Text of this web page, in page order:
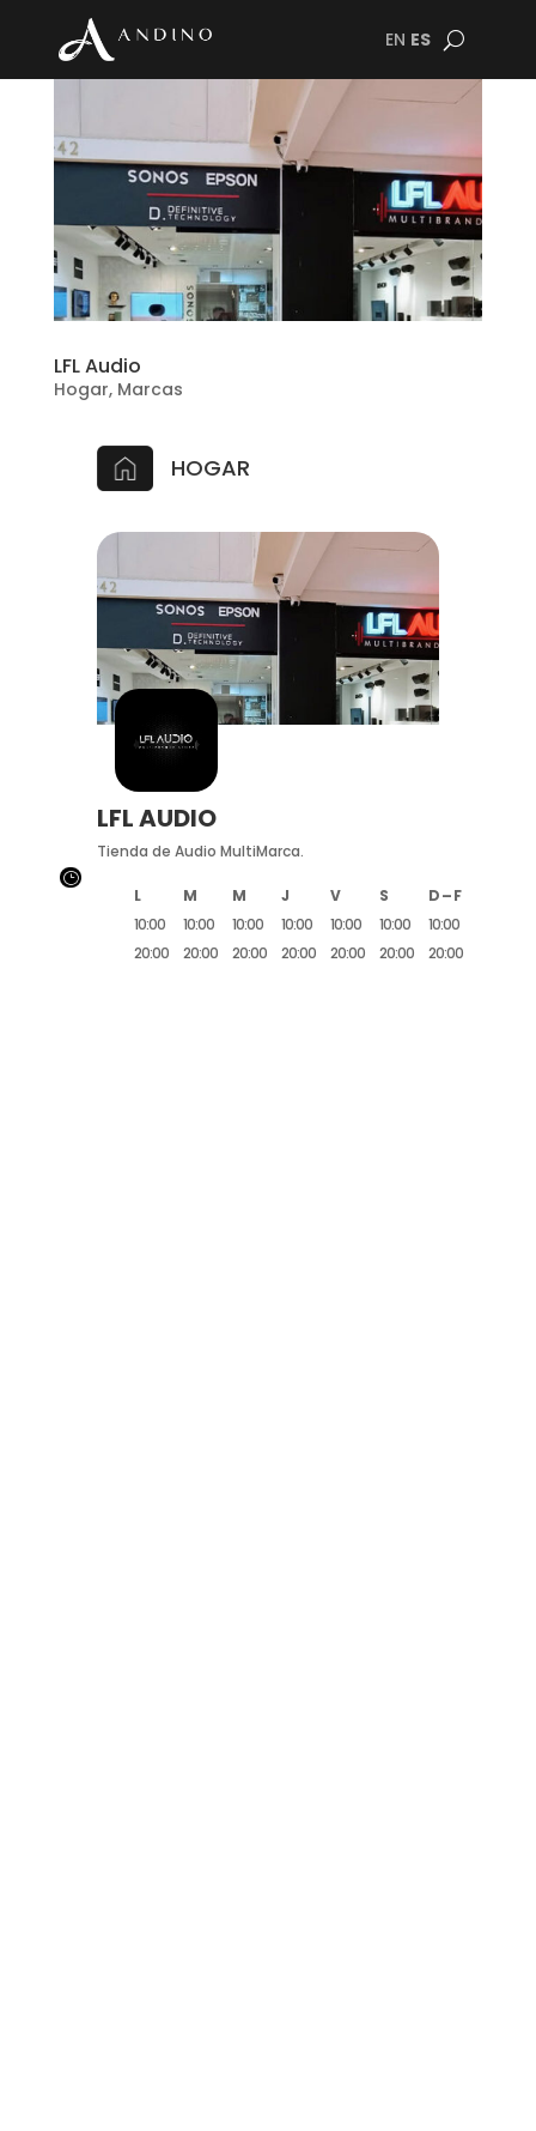
EN ES
LFL Audio
Hogar, Marcas
HOGAR
LFL AUDIO
Tienda de Audio MultiMarca.
L M M J V S
D – F
10:00
20:00
10:00
20:00
10:00
20:00
10:00
20:00
10:00
20:00
10:00
20:00
10:00
20:00
}